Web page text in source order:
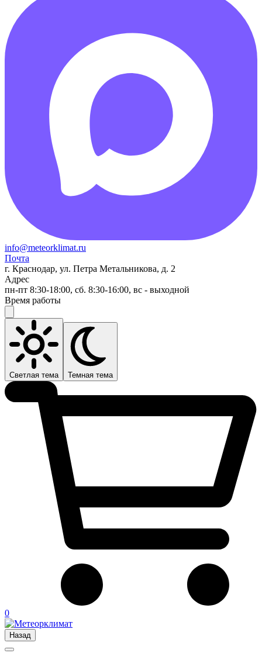
info@meteorklimat.ru
Почта
г. Краснодар, ул. Петра Метальникова, д. 2
Адрес
пн-пт 8:30-18:00, сб. 8:30-16:00, вс - выходной
Время работы
Светлая тема Темная тема
0
Назад